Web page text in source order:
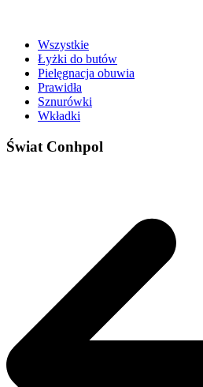
Wszystkie
Łyżki do butów
Pielęgnacja obuwia
Prawidła
Sznurówki
Wkładki
Świat Conhpol